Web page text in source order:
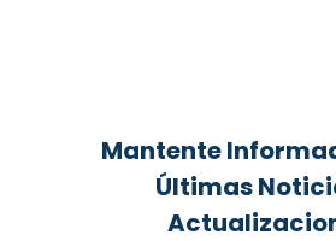
Mantente
Últimas